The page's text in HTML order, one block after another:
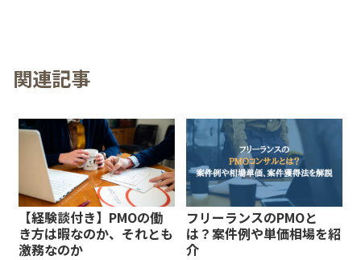
関連記事
【経験談付き】PMOの働
き方は暇なのか、それとも
激務なのか
フリーランスのPMOと
は？案件例や単価相場を紹
介